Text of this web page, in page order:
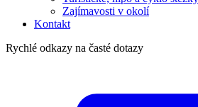
Zajímavosti v okolí
Kontakt
Rychlé odkazy na časté dotazy